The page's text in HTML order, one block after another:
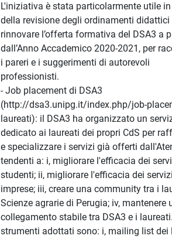
L'iniziativa è stata particolarmente utile
della revisione degli ordinamenti didattici
rinnovare l’offerta formativa del DSA3 a
dall’Anno Accademico 2020-2021, per
i pareri e i suggerimenti di autorevoli
professionisti.
- Job placement di DSA3
(http://dsa3.unipg.it/index.php/job-
laureati): il DSA3 ha organizzato un
dedicato ai laureati dei propri CdS per
e specializzare i servizi già offerti
tendenti a: i, migliorare l'efficacia dei
studenti; ii, migliorare l'efficacia dei
imprese; iii, creare una community tra i
Scienze agrarie di Perugia; iv, mantenere
collegamento stabile tra DSA3 e i
strumenti adottati sono: i, mailing list dei